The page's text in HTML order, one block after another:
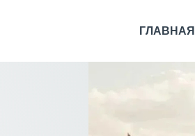
ГЛАВНАЯ